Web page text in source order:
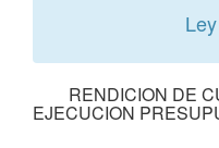
Ley
RENDICION DE
EJECUCION